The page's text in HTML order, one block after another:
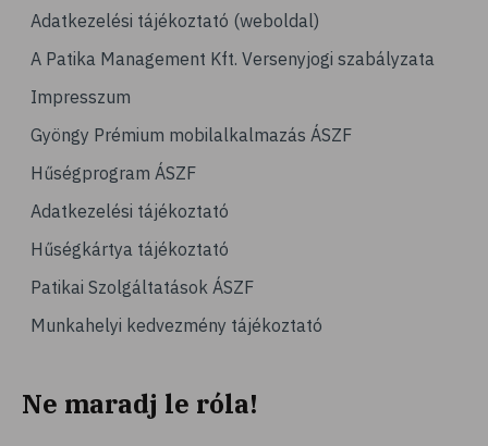
Adatkezelési tájékoztató (weboldal)
A Patika Management Kft. Versenyjogi szabályzata
Impresszum
Gyöngy Prémium mobilalkalmazás ÁSZF
Hűségprogram ÁSZF
Adatkezelési tájékoztató
Hűségkártya tájékoztató
Patikai Szolgáltatások ÁSZF
Munkahelyi kedvezmény tájékoztató
Ne maradj le róla!